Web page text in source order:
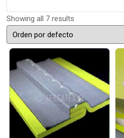
Showing all 7 results